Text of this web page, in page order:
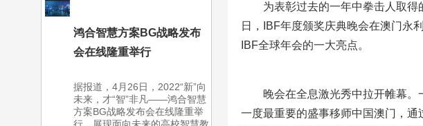
鸿合智慧方案BG战略发布
会在线隆重举行
据报道，4月26日，2022“新”向
未来，才“智”非凡——鸿合智慧
方案BG战略发布会在线隆重举
为表彰过去的一年中拳击人取
日，IBF年度颁奖庆典晚会在澳门永
IBF全球年会的一大亮点。
晚会在全息激光秀中拉开帷幕
一度最重要的盛事移师中国澳门，